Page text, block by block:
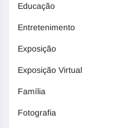
Educação
Entretenimento
Exposição
Exposição Virtual
Família
Fotografia